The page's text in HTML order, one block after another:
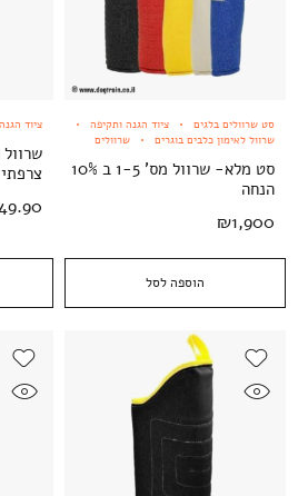
הוספה לסל
סט שרוולים בלגים
ציוד הגנה ותקיפה
שרוול לאימון כלבים בוגרים
שרוולים
סט מלא- שרוול מס' 1-5 ב 10%
הנחה
₪1,900
ציוד
צרפתי